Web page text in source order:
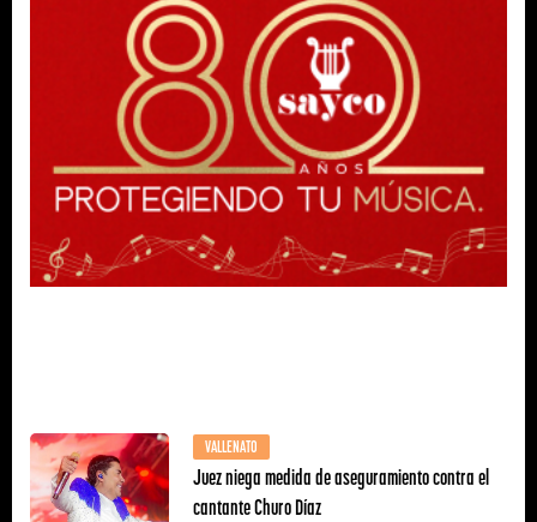
VALLENATO
Juez niega medida de aseguramiento contra el
cantante Churo Díaz